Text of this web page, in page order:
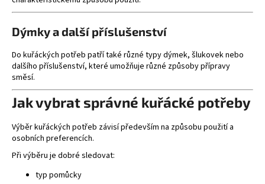
Dýmky a další příslušenství
Do kuřáckých potřeb patří také různé typy dýmek, šlukovek nebo
dalšího příslušenství, které umožňuje různé způsoby přípravy
směsí.
Jak vybrat správné kuřácké potřeby
Výběr kuřáckých potřeb závisí především na způsobu použití a
osobních preferencích.
Při výběru je dobré sledovat:
typ pomůcky